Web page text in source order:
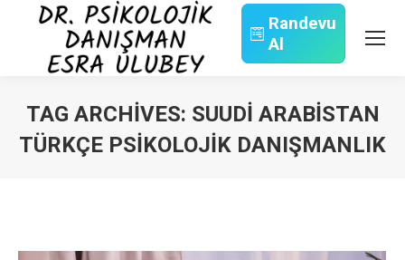
Randevu
Al
TAG ARCHIVES: SUUDI ARABISTAN
TÜRKÇE PSIKOLOJIK DANIŞMANLIK